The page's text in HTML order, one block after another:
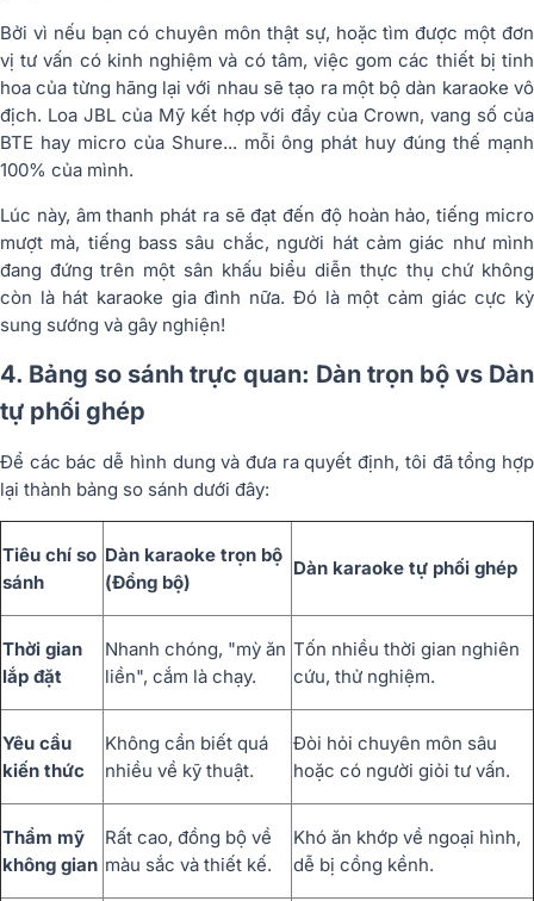
Bởi vì nếu bạn cóchuyên môn thật sự, hoặc tìm được mộtđơn
vị tư vấn có kinh nghiệm và có tâm, việc gom các thiết bị tinh
hoa của từng hãng lại với nhau sẽ tạo ra một bộ dàn karaoke vô
địch. Loa JBL của Mỹ kết hợp với đẩy của Crown, vang số của
BTE hay micro của Shure... mỗi ông phát huy đúng thế mạnh
100% của mình.
Lúc này, âm thanh phát ra sẽ đạt đến độ hoàn hảo, tiếng micro
mượt mà, tiếng bass sâu chắc, người hát cảm giác như mình
đang đứng trên một sân khấu biểu diễn thực thụ chứ không
còn là hát karaoke gia đình nữa. Đó là một cảm giác cực kỳ
sung sướng và gây nghiện!
4. Bảng so sánh trực quan: Dàn trọn bộ vs Dàn
tự phối ghép
Để các bác dễ hình dung và đưa ra quyết định, tôi đã tổng hợp
lại thành bảng so sánh dưới đây:
Tiêu chí so
sánh
Dàn karaoke trọn bộ
(Đồng bộ)
Dàn karaoke tự phối ghép
Thời gian
lắp đặt
Nhanh chóng, "mỳ ăn
liền", cắm là chạy.
Tốn nhiều thời gian nghiên
cứu, thử nghiệm.
Yêu cầu
kiến thức
Không cần biết quá
nhiều về kỹ thuật.
Đòi hỏi chuyên môn sâu
hoặc có người giỏi tư vấn.
Thẩm mỹ
không gian
Rất cao, đồng bộ về
màu sắc và thiết kế.
Khó ăn khớp về ngoại hình,
dễ bị cồng kềnh.